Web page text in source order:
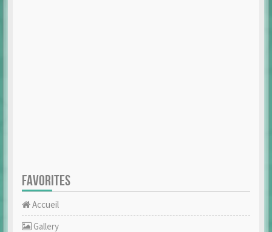
FAVORITES
Accueil
Gallery